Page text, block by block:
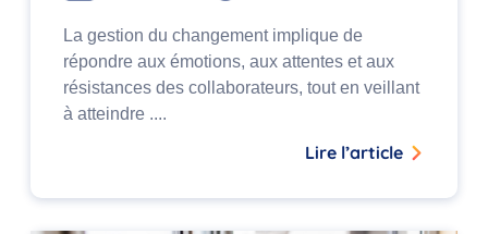
La gestion du changement implique de
répondre aux émotions, aux attentes et aux
résistances des collaborateurs, tout en veillant
à atteindre ....
Lire l’article